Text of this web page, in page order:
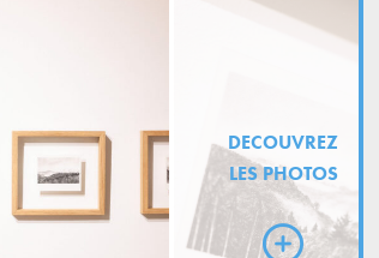
DECOUVREZ
LES PHOTOS